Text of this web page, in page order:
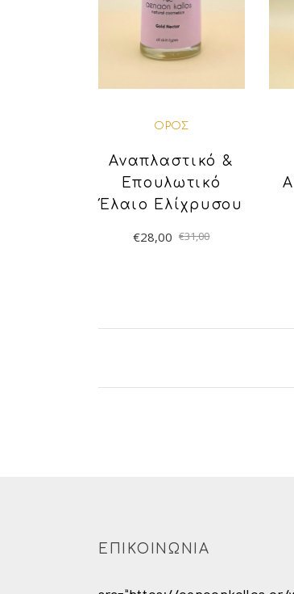
ΟΡΌΣ
Αναπλαστικό &
Επουλωτικό
Έλαιο Ελίχρυσου
€31,00
€28,00
ΕΠΙΚΟΙΝΩΝΙΑ